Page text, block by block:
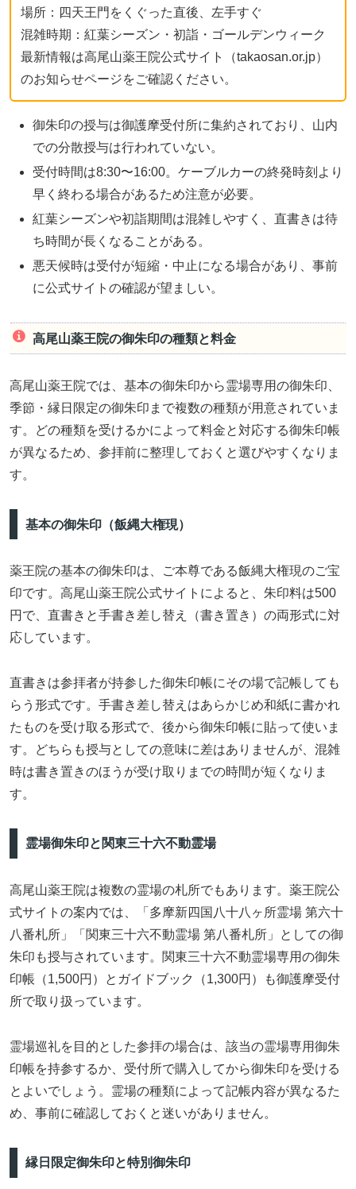
場所：四天王門をくぐった直後、左手すぐ
混雑時期：紅葉シーズン・初詣・ゴールデンウィーク
最新情報は高尾山薬王院公式サイト（takaosan.or.jp）
のお知らせページをご確認ください。
御朱印の授与は御護摩受付所に集約されており、山内
での分散授与は行われていない。
受付時間は8:30〜16:00。ケーブルカーの終発時刻より
早く終わる場合があるため注意が必要。
紅葉シーズンや初詣期間は混雑しやすく、直書きは待
ち時間が長くなることがある。
悪天候時は受付が短縮・中止になる場合があり、事前
に公式サイトの確認が望ましい。
高尾山薬王院の御朱印の種類と料金
高尾山薬王院では、基本の御朱印から霊場専用の御朱印、
季節・縁日限定の御朱印まで複数の種類が用意されていま
す。どの種類を受けるかによって料金と対応する御朱印帳
が異なるため、参拝前に整理しておくと選びやすくなりま
す。
基本の御朱印（飯縄大権現）
薬王院の基本の御朱印は、ご本尊である飯縄大権現のご宝
印です。高尾山薬王院公式サイトによると、朱印料は500
円で、直書きと手書き差し替え（書き置き）の両形式に対
応しています。
直書きは参拝者が持参した御朱印帳にその場で記帳しても
らう形式です。手書き差し替えはあらかじめ和紙に書かれ
たものを受け取る形式で、後から御朱印帳に貼って使いま
す。どちらも授与としての意味に差はありませんが、混雑
時は書き置きのほうが受け取りまでの時間が短くなりま
す。
霊場御朱印と関東三十六不動霊場
高尾山薬王院は複数の霊場の札所でもあります。薬王院公
式サイトの案内では、「多摩新四国八十八ヶ所霊場 第六十
八番札所」「関東三十六不動霊場 第八番札所」としての御
朱印も授与されています。関東三十六不動霊場専用の御朱
印帳（1,500円）とガイドブック（1,300円）も御護摩受付
所で取り扱っています。
霊場巡礼を目的とした参拝の場合は、該当の霊場専用御朱
印帳を持参するか、受付所で購入してから御朱印を受ける
とよいでしょう。霊場の種類によって記帳内容が異なるた
め、事前に確認しておくと迷いがありません。
縁日限定御朱印と特別御朱印